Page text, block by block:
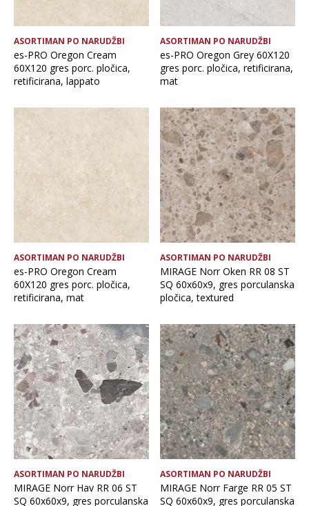
ASORTIMAN PO NARUDŽBI
es-PRO Oregon Cream
60X120 gres porc. pločica,
retificirana, lappato
ASORTIMAN PO NARUDŽBI
es-PRO Oregon Grey 60X120
gres porc. pločica, retificirana,
mat
ASORTIMAN PO NARUDŽBI
es-PRO Oregon Cream
60X120 gres porc. pločica,
retificirana, mat
ASORTIMAN PO NARUDŽBI
MIRAGE Norr Oken RR 08 ST
SQ 60x60x9, gres porculanska
pločica, textured
ASORTIMAN PO NARUDŽBI
MIRAGE Norr Hav RR 06 ST
SQ 60x60x9, gres porculanska
ASORTIMAN PO NARUDŽBI
MIRAGE Norr Farge RR 05 ST
SQ 60x60x9, gres porculanska